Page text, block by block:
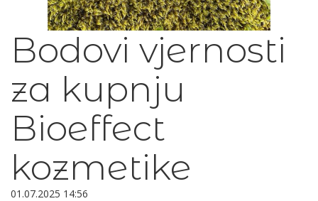
Bodovi vjernosti
za kupnju
Bioeffect
kozmetike
01.07.2025 14:56